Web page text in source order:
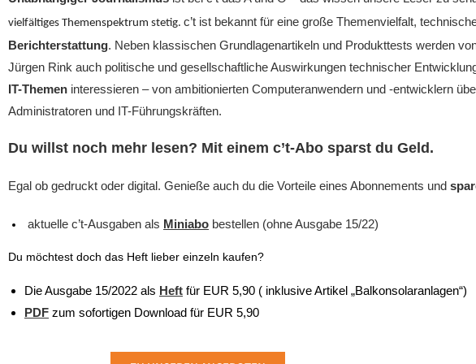
vielfältiges Themenspektrum stetig. c’t ist bekannt für eine große Themenvielfalt,
Berichterstattung. Neben klassischen Grundlagenartikeln und Produkttests werden
Jürgen Rink auch politische und gesellschaftliche Auswirkungen technischer
IT-Themen interessieren – von ambitionierten Computeranwendern und -entwicklern
Administratoren und IT-Führungskräften.
Du willst noch mehr lesen? Mit einem c’t-Abo sparst du Geld.
Egal ob gedruckt oder digital. Genieße auch du die Vorteile eines Abonnements und
aktuelle c’t-Ausgaben als Miniabo bestellen (ohne Ausgabe 15/22)
Du möchtest doch das Heft lieber einzeln kaufen?
Die Ausgabe 15/2022 als Heft für EUR 5,90 ( inklusive Artikel „Balkonsolaranlagen“)
PDF zum sofortigen Download für EUR 5,90